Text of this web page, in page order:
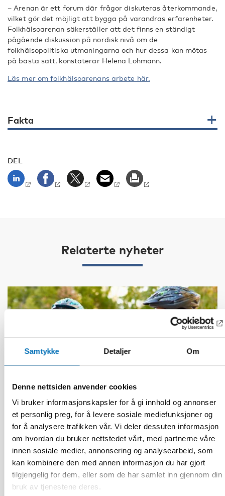
Samtykke Detaljer Om
Denne nettsiden anvender cookies
Vi bruker informasjonskapsler for å gi innhold og annonser
et personlig preg, for å levere sosiale mediefunksjoner og
for å analysere trafikken vår. Vi deler dessuten informasjon
om hvordan du bruker nettstedet vårt, med partnerne våre
innen sosiale medier, annonsering og analysearbeid, som
kan kombinere den med annen informasjon du har gjort
tilgjengelig for dem, eller som de har samlet inn gjennom din
bruk av tjenestene deres.
– Arenan är ett forum där frågor diskuteras återkommande,
vilket gör det möjligt att bygga på varandras erfarenheter.
Folkhälsoarenan säkerställer att det finns en ständigt
pågående diskussion på nordisk nivå om de
folkhälsopolitiska utmaningarna och hur dessa kan mötas
på bästa sätt, konstaterar Helena Lohmann.
Läs mer om folkhälsoarenans arbete här.
Fakta
DEL
Relaterte nyheter
FOLKEHELSE
3 jun 2026
Nordiskt projekt om hälsoekonomi – hur kan vi
beräkna vad folkhälsan kostar?